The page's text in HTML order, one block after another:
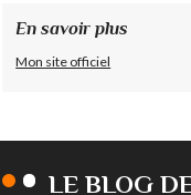
En savoir plus
Mon site officiel
LE BLOG